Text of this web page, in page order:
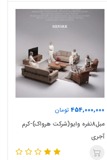
454,000,000تومان
مبل8نفره وایو(شرکت هرواک)-کرم
آجری